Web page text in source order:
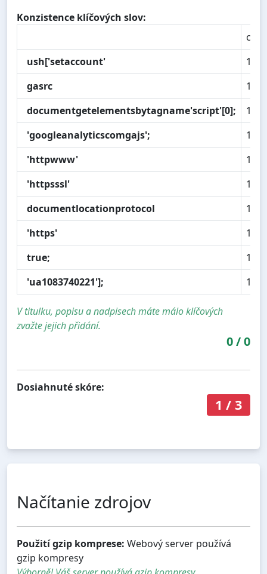
Konzistence klíčových slov:
ush['setaccount'
1x
gasrc
1x
documentgetelementsbytagname'script'[0];
1x
'googleanalyticscomgajs';
1x
'httpwww'
1x
'httpsssl'
1x
documentlocationprotocol
1x
'https'
1x
true;
1x
'ua1083740221'];
1x
V titulku, popisu a nadpisech máte málo klíčových
zvažte jejich přidání.
0/0
Dosiahnuté skóre:
1 / 3
Načítanie zdrojov
Použití gzip komprese: Webový server používá
gzip kompresy